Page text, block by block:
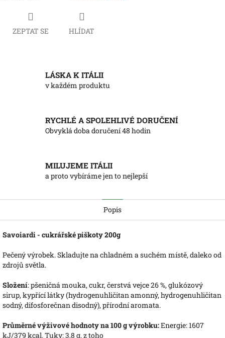
ZEPTAT SE HLÍDAT
LÁSKA K ITÁLII
v každém produktu
RYCHLÉ A SPOLEHLIVÉ DORUČENÍ
Obvyklá doba doručení 48 hodin
MILUJEME ITÁLII
a proto vybíráme jen to nejlepší
Popis
Savoiardi - cukrářské piškoty 200g
Pečený výrobek. Skladujte na chladném a suchém místě, daleko od
zdrojů světla.
Složení: pšeničná mouka, cukr, čerstvá vejce 26 %, glukózový
sirup, kypřící látky (hydrogenuhličitan amonný, hydrogenuhličitan
sodný, difosforečnan disodný), přírodní aromata.
Průměrné výživové hodnoty na 100 g výrobku:Energie: 1607
kJ/379 kcal. Tuky: 3,8 g, z toho